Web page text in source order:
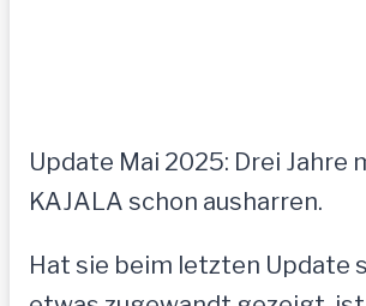
Update Mai 2025: Drei Jahre
KAJALA schon ausharren.
Hat sie beim letzten Update